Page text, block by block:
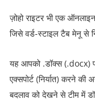
ज़ोहो राइटर भी एक
जिसे वर्ड-स्टाइल टैब मेनू से
यह आपको .डॉक्स (.docx)
एक्सपोर्ट (निर्यात) करने
बदलाव को देखने से टीम में